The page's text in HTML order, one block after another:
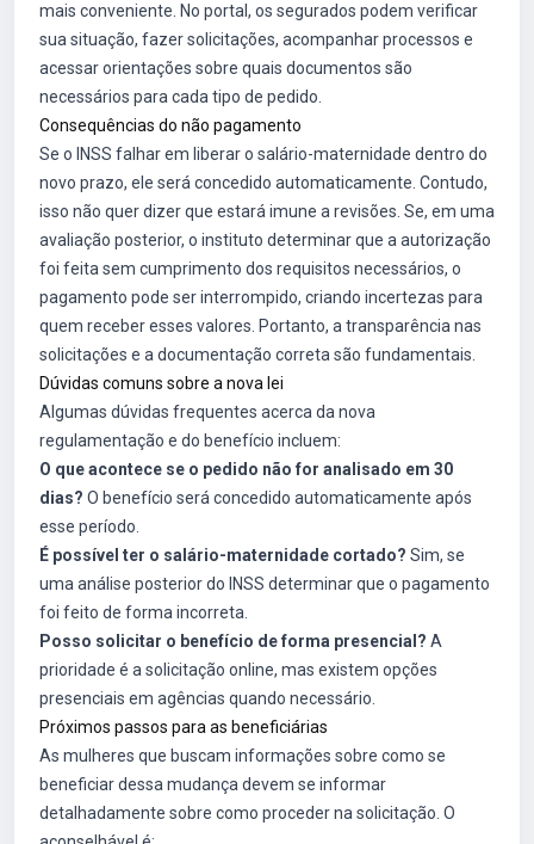
mais conveniente. No portal, os segurados podem verificar
sua situação, fazer solicitações, acompanhar processos e
acessar orientações sobre quais documentos são
necessários para cada tipo de pedido.
Consequências do não pagamento
Se o INSS falhar em liberar o salário-maternidade dentro do
novo prazo, ele será concedido automaticamente. Contudo,
isso não quer dizer que estará imune a revisões. Se, em uma
avaliação posterior, o instituto determinar que a autorização
foi feita sem cumprimento dos requisitos necessários, o
pagamento pode ser interrompido, criando incertezas para
quem receber esses valores. Portanto, a transparência nas
solicitações e a documentação correta são fundamentais.
Dúvidas comuns sobre a nova lei
Algumas dúvidas frequentes acerca da nova
regulamentação e do benefício incluem:
O que acontece se o pedido não for analisado em 30
dias? O benefício será concedido automaticamente após
esse período.
É possível ter o salário-maternidade cortado? Sim, se
uma análise posterior do INSS determinar que o pagamento
foi feito de forma incorreta.
Posso solicitar o benefício de forma presencial? A
prioridade é a solicitação online, mas existem opções
presenciais em agências quando necessário.
Próximos passos para as beneficiárias
As mulheres que buscam informações sobre como se
beneficiar dessa mudança devem se informar
detalhadamente sobre como proceder na solicitação. O